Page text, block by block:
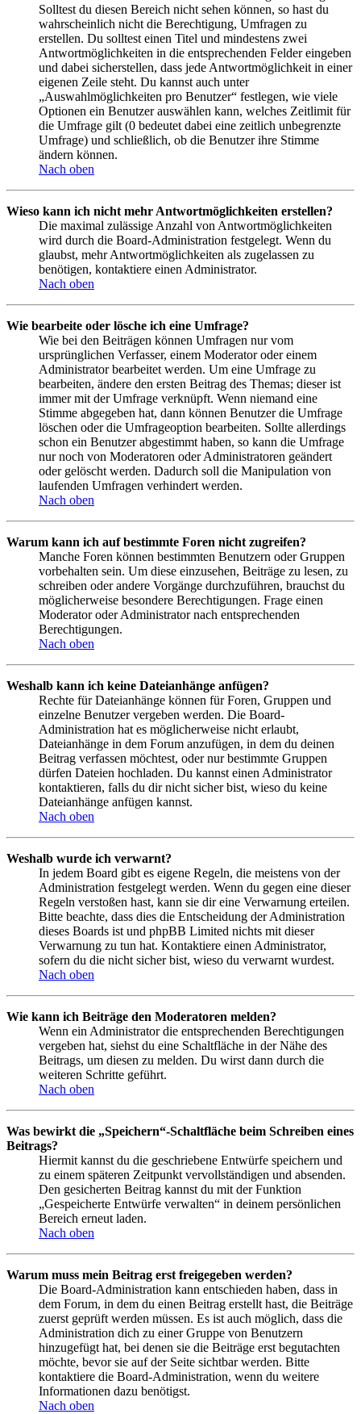
Solltest du diesen Bereich nicht sehen können, so hast du
wahrscheinlich nicht die Berechtigung, Umfragen zu
erstellen. Du solltest einen Titel und mindestens zwei
Antwortmöglichkeiten in die entsprechenden Felder eingeben
und dabei sicherstellen, dass jede Antwortmöglichkeit in einer
eigenen Zeile steht. Du kannst auch unter
„Auswahlmöglichkeiten pro Benutzer“ festlegen, wie viele
Optionen ein Benutzer auswählen kann, welches Zeitlimit für
die Umfrage gilt (0 bedeutet dabei eine zeitlich unbegrenzte
Umfrage) und schließlich, ob die Benutzer ihre Stimme
ändern können.
Nach oben
Wieso kann ich nicht mehr Antwortmöglichkeiten erstellen?
Die maximal zulässige Anzahl von Antwortmöglichkeiten
wird durch die Board-Administration festgelegt. Wenn du
glaubst, mehr Antwortmöglichkeiten als zugelassen zu
benötigen, kontaktiere einen Administrator.
Nach oben
Wie bearbeite oder lösche ich eine Umfrage?
Wie bei den Beiträgen können Umfragen nur vom
ursprünglichen Verfasser, einem Moderator oder einem
Administrator bearbeitet werden. Um eine Umfrage zu
bearbeiten, ändere den ersten Beitrag des Themas; dieser ist
immer mit der Umfrage verknüpft. Wenn niemand eine
Stimme abgegeben hat, dann können Benutzer die Umfrage
löschen oder die Umfrageoption bearbeiten. Sollte allerdings
schon ein Benutzer abgestimmt haben, so kann die Umfrage
nur noch von Moderatoren oder Administratoren geändert
oder gelöscht werden. Dadurch soll die Manipulation von
laufenden Umfragen verhindert werden.
Nach oben
Warum kann ich auf bestimmte Foren nicht zugreifen?
Manche Foren können bestimmten Benutzern oder Gruppen
vorbehalten sein. Um diese einzusehen, Beiträge zu lesen, zu
schreiben oder andere Vorgänge durchzuführen, brauchst du
möglicherweise besondere Berechtigungen. Frage einen
Moderator oder Administrator nach entsprechenden
Berechtigungen.
Nach oben
Weshalb kann ich keine Dateianhänge anfügen?
Rechte für Dateianhänge können für Foren, Gruppen und
einzelne Benutzer vergeben werden. Die Board-
Administration hat es möglicherweise nicht erlaubt,
Dateianhänge in dem Forum anzufügen, in dem du deinen
Beitrag verfassen möchtest, oder nur bestimmte Gruppen
dürfen Dateien hochladen. Du kannst einen Administrator
kontaktieren, falls du dir nicht sicher bist, wieso du keine
Dateianhänge anfügen kannst.
Nach oben
Weshalb wurde ich verwarnt?
In jedem Board gibt es eigene Regeln, die meistens von der
Administration festgelegt werden. Wenn du gegen eine dieser
Regeln verstoßen hast, kann sie dir eine Verwarnung erteilen.
Bitte beachte, dass dies die Entscheidung der Administration
dieses Boards ist und phpBB Limited nichts mit dieser
Verwarnung zu tun hat. Kontaktiere einen Administrator,
sofern du die nicht sicher bist, wieso du verwarnt wurdest.
Nach oben
Wie kann ich Beiträge den Moderatoren melden?
Wenn ein Administrator die entsprechenden Berechtigungen
vergeben hat, siehst du eine Schaltfläche in der Nähe des
Beitrags, um diesen zu melden. Du wirst dann durch die
weiteren Schritte geführt.
Nach oben
Was bewirkt die „Speichern“-Schaltfläche beim Schreiben eines
Beitrags?
Hiermit kannst du die geschriebene Entwürfe speichern und
zu einem späteren Zeitpunkt vervollständigen und absenden.
Den gesicherten Beitrag kannst du mit der Funktion
„Gespeicherte Entwürfe verwalten“ in deinem persönlichen
Bereich erneut laden.
Nach oben
Warum muss mein Beitrag erst freigegeben werden?
Die Board-Administration kann entschieden haben, dass in
dem Forum, in dem du einen Beitrag erstellt hast, die Beiträge
zuerst geprüft werden müssen. Es ist auch möglich, dass die
Administration dich zu einer Gruppe von Benutzern
hinzugefügt hat, bei denen sie die Beiträge erst begutachten
möchte, bevor sie auf der Seite sichtbar werden. Bitte
kontaktiere die Board-Administration, wenn du weitere
Informationen dazu benötigst.
Nach oben